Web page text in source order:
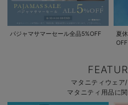
パジャマサマーセール全品5%OFF
夏
OFF
マタニティウェア
マタニティ用品に